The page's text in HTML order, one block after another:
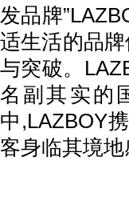
发品牌
适生活的品
与突破。
名副其实的
中,LAZBOY
客身临其境